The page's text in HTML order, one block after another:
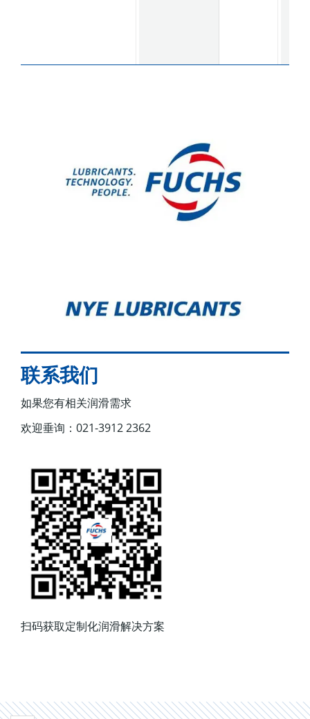
联系我们
如果您有相关润滑需求
欢迎垂询：021-3912 2362
扫码获取定制化润滑解决方案